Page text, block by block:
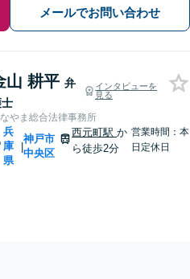
メールでお問い合わせ
山 耕平 弁
インタビューを
見る
やま総合法律事務所
兵
庫
県
|
神戸市
中央区
西元町駅か
ら徒歩2分
営業時間：本
日定休日